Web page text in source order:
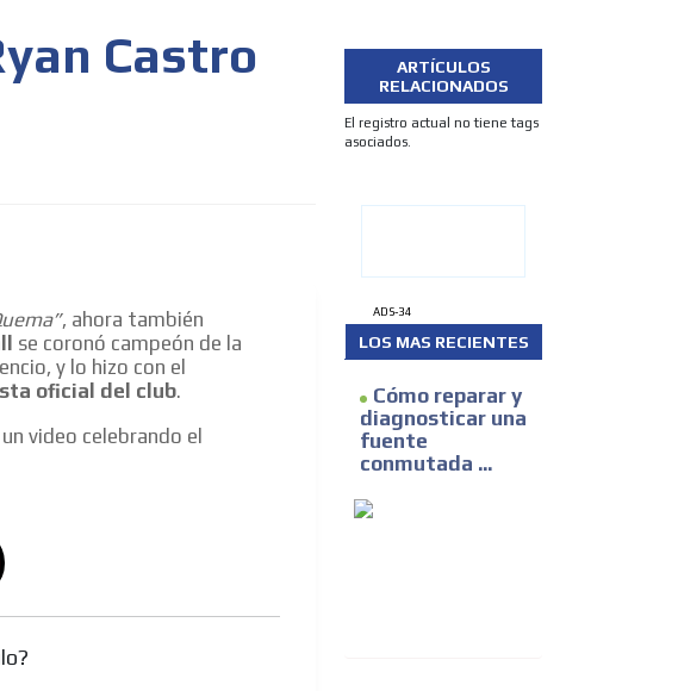
Castro
, ahora también
se coronó campeón de la
y lo hizo con el
oficial del club.
video celebrando el
ARTÍCULOS
RELACIONADOS
El registro actual no tiene tags
asociados.
ADS-34
LOS MAS RECIENTES
Cómo reparar y
diagnosticar una
fuente
conmutada ...